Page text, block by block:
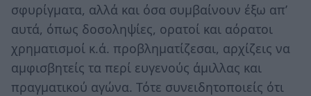
σφυρίγματα, αλλά και όσα συμβαίνουν έξω απ’
αυτά, όπως δοσοληψίες, ορατοί και αόρατοι
χρηματισμοί κ.ά. προβληματίζεσαι, αρχίζεις να
αμφισβητείς τα περί ευγενούς άμιλλας και
πραγματικού αγώνα. Τότε συνειδητοποιείς ότι